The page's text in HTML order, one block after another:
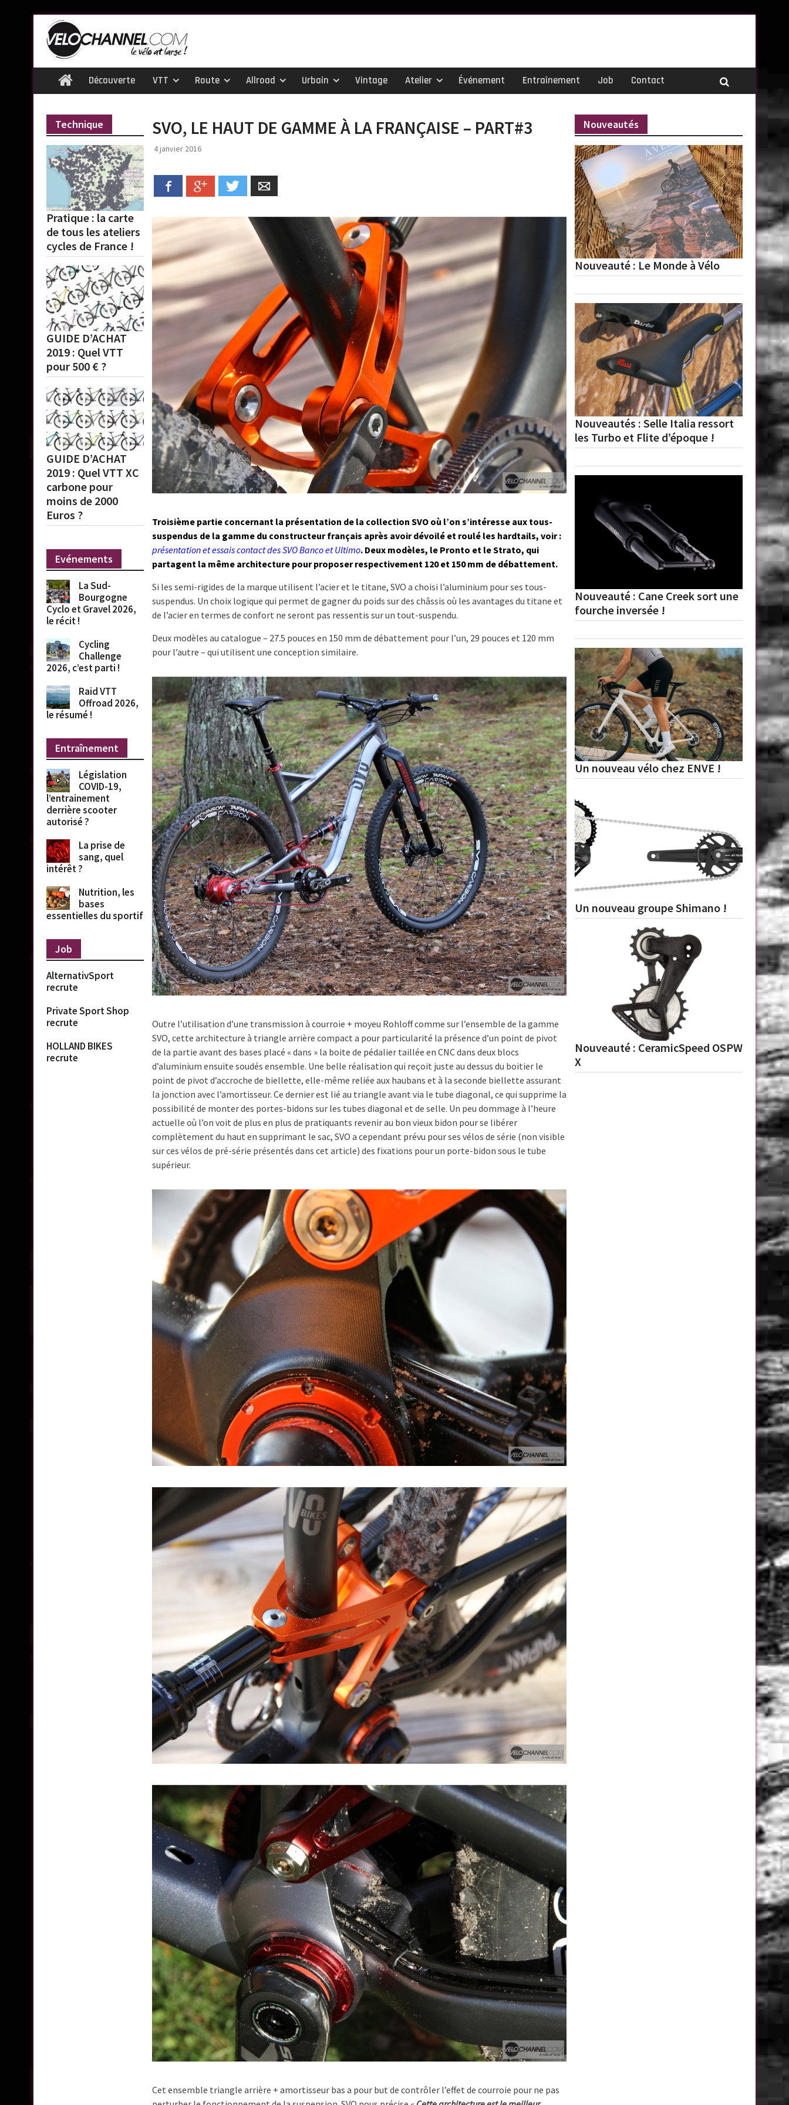
content
HomeDécouverte VTT Route Allroad Urbain Vintage Atelier Événement Entraînement Job Contact
SVO, LE HAUT DE GAMME À LA FRANÇAISE – PART#3
4 janvier 2016
FacebookGoogle+ Twitter
Troisième partie concernant la présentation de la collection SVO où l’on s’intéresse aux tous-
suspendus de la gamme du constructeur français après avoir dévoilé et roulé les hardtails, voir :
présentation et essais contact des SVO Banco et Ultimo. Deux modèles, le Pronto et le Strato, qui
partagent la même architecture pour proposer respectivement 120 et 150 mm de débattement.
Si les semi-rigides de la marque utilisent l’acier et le titane, SVO a choisi l’aluminium pour ses tous-
suspendus. Un choix logique qui permet de gagner du poids sur des châssis où les avantages du titane et
de l’acier en termes de confort ne seront pas ressentis sur un tout-suspendu.
Deux modèles au catalogue – 27.5 pouces en 150 mm de débattement pour l’un, 29 pouces et 120 mm
pour l’autre – qui utilisent une conception similaire.
Outre l’utilisation d’une transmission à courroie + moyeu Rohloff comme sur l’ensemble de la gamme
SVO, cette architecture à triangle arrière compact a pour particularité la présence d’un point de pivot
de la partie avant des bases placé « dans » la boite de pédalier taillée en CNC dans deux blocs
d’aluminium ensuite soudés ensemble. Une belle réalisation qui reçoit juste au dessus du boitier le
point de pivot d’accroche de biellette, elle-même reliée aux haubans et à la seconde biellette assurant
la jonction avec l’amortisseur. Ce dernier est lié au triangle avant via le tube diagonal, ce qui supprime la
possibilité de monter des portes-bidons sur les tubes diagonal et de selle. Un peu dommage à l’heure
actuelle où l’on voit de plus en plus de pratiquants revenir au bon vieux bidon pour se libérer
complètement du haut en supprimant le sac, SVO a cependant prévu pour ses vélos de série (non visible
sur ces vélos de pré-série présentés dans cet article) des fixations pour un porte-bidon sous le tube
supérieur.
Cet ensemble triangle arrière + amortisseur bas a pour but de contrôler l’effet de courroie pour ne pas
Technique
Pratique : la carte
de tous les ateliers
cycles de France !
GUIDE D’ACHAT
2019 : Quel VTT
pour 500 € ?
GUIDE D’ACHAT
2019 : Quel VTT XC
carbone pour
moins de 2000
Euros ?
Evénements
La Sud-
Bourgogne
Cyclo et Gravel 2026,
le récit !
Cycling
Challenge
2026, c’est parti !
Raid VTT
Offroad 2026,
le résumé !
Entraînement
Législation
COVID-19,
l’entrainement
derrière scooter
autorisé ?
La prise de
sang, quel
intérêt ?
Nutrition, les
bases
essentielles du sportif
Job
AlternativSport
recrute
Private Sport Shop
recrute
HOLLAND BIKES
recrute
Nouveautés
Nouveauté : Le Monde à Vélo
Nouveautés : Selle Italia ressort
les Turbo et Flite d’époque !
Nouveauté : Cane Creek sort une
fourche inversée !
Un nouveau vélo chez ENVE !
Un nouveau groupe Shimano !
Nouveauté : CeramicSpeed OSPW
X